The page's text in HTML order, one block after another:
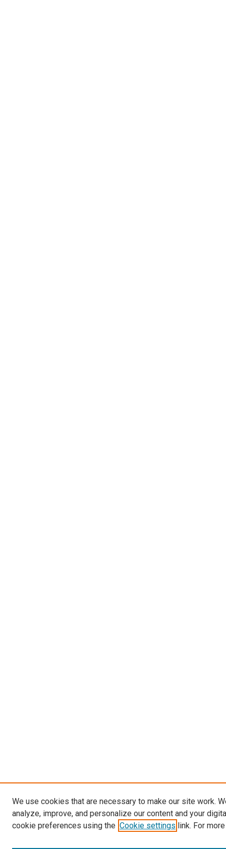
We use cookies that are necessary to make our site work.
analyze, improve, and personalize our content and your
cookie preferences using the Cookie settings link. For